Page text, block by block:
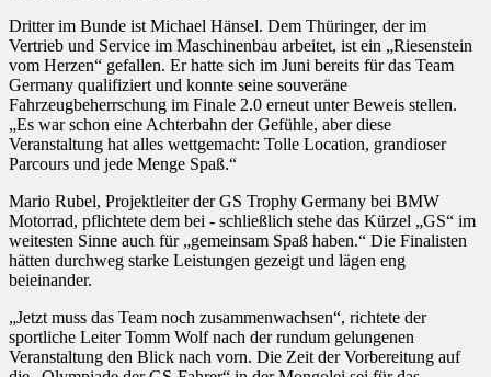
Dritter im Bunde ist Michael Hänsel. Dem Thüringer, der im
Vertrieb und Service im Maschinenbau arbeitet, ist ein „Riesenstein
vom Herzen“ gefallen. Er hatte sich im Juni bereits für das Team
Germany qualifiziert und konnte seine souveräne
Fahrzeugbeherrschung im Finale 2.0 erneut unter Beweis stellen.
„Es war schon eine Achterbahn der Gefühle, aber diese
Veranstaltung hat alles wettgemacht: Tolle Location, grandioser
Parcours und jede Menge Spaß.“
Mario Rubel, Projektleiter der GS Trophy Germany bei BMW
Motorrad, pflichtete dem bei - schließlich stehe das Kürzel „GS“ im
weitesten Sinne auch für „gemeinsam Spaß haben.“ Die Finalisten
hätten durchweg starke Leistungen gezeigt und lägen eng
beieinander.
„Jetzt muss das Team noch zusammenwachsen“, richtete der
sportliche Leiter Tomm Wolf nach der rundum gelungenen
Veranstaltung den Blick nach vorn. Die Zeit der Vorbereitung auf